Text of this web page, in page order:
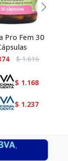
Pro Fem 30
$ 1.616
$ 1.168
$ 1.237